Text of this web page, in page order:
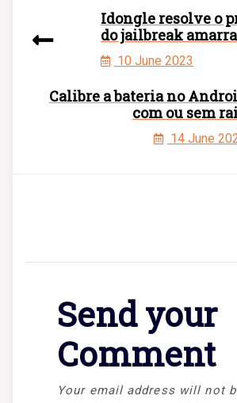
Idongle resolve o
do jailbreak
10 June 2023
Calibre a bateria no
com ou sem
14 June
Send your
Comment
Your email address will not